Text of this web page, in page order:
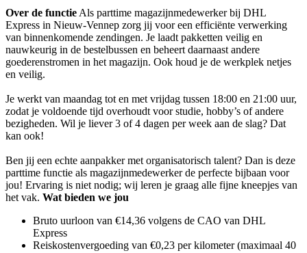
Over de functie Als parttime magazijnmedewerker bij DHL
Express in Nieuw-Vennep zorg jij voor een efficiënte verwerking
van binnenkomende zendingen. Je laadt pakketten veilig en
nauwkeurig in de bestelbussen en beheert daarnaast andere
goederenstromen in het magazijn. Ook houd je de werkplek netjes
en veilig.
Je werkt van maandag tot en met vrijdag tussen 18:00 en 21:00 uur,
zodat je voldoende tijd overhoudt voor studie, hobby’s of andere
bezigheden. Wil je liever 3 of 4 dagen per week aan de slag? Dat
kan ook!
Ben jij een echte aanpakker met organisatorisch talent? Dan is deze
parttime functie als magazijnmedewerker de perfecte bijbaan voor
jou! Ervaring is niet nodig; wij leren je graag alle fijne kneepjes van
het vak. Wat bieden we jou
Bruto uurloon van €14,36 volgens de CAO van DHL
Express
Reiskostenvergoeding van €0,23 per kilometer (maximaal 40